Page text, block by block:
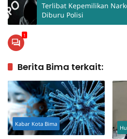
Terlibat Kepemilikan
Diburu Polisi
1
Berita Bima terkait:
Kabar Kota Bima